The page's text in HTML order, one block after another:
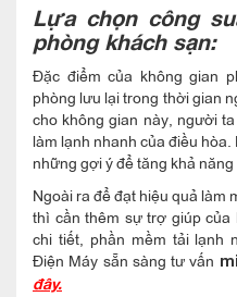
Lựa chọn công
phòng khách sạn:
Đặc điểm của không gian
phòng lưu lại trong thời gian
cho không gian này, người
làm lạnh nhanh của điều
những gợi ý để tăng khả năng
Ngoài ra để đạt hiệu quả làm
thì cần thêm sự trợ giúp
chi tiết, phần mềm tải lạnh
Điện Máy sẵn sàng tư vấn
đây.